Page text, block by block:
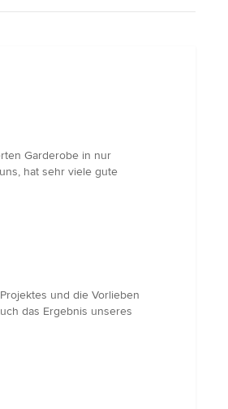
Garderobe in nur
hat sehr viele gute
und die Vorlieben
das Ergebnis unseres